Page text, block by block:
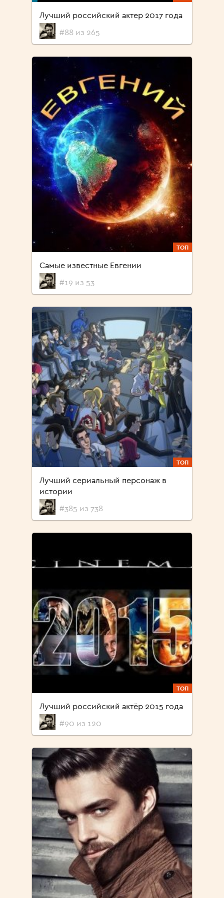
Лучший российский актер 2017 года
#88 из 265
ТОП
Самые известные Евгении
#19 из 53
ТОП
Лучший сериальный персонаж в
истории
#385 из 738
ТОП
Лучший российский актёр 2015 года
#90 из 120